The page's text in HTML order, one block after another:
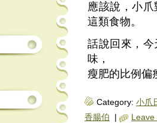
應該說，小
這類食物。
話說回來，
味，
瘦肥的比例偏
Category: 小爪
香腸伯